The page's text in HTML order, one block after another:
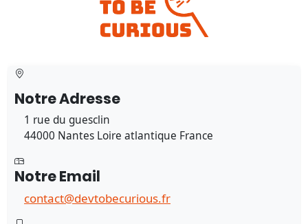
Notre Adresse
1 rue du guesclin
44000 Nantes Loire atlantique France
Notre Email
contact@devtobecurious.fr